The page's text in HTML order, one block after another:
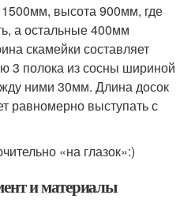
высота 900мм, где
а остальные 400мм
скамейки составляет
3 полока из сосны шириной
ними 30мм. Длина досок
равномерно выступать с
«на глазок»:)
и материалы